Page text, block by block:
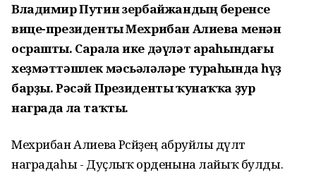
Владимир Путин Әзербайжандың беренсе
вице-президенты Мехрибан Алиева менән
осрашты. Сарала ике дәүләт араһындағы
хеҙмәттәшлек мәсьәләләре тураһында һүҙ
барҙы. Рәсәй Президенты ҡунаҡҡа ҙур
награда ла таҡты.
Мехрибан Алиева Рәсәйҙең абруйлы дәүләт
наградаһы - Дуҫлыҡ орденына лайыҡ булды.